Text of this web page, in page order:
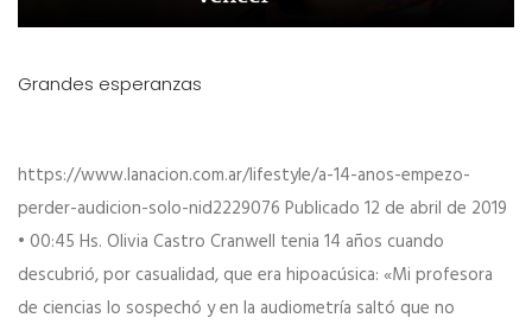
Grandes esperanzas
https://www.lanacion.com.ar/lifestyle/a-14-anos-empezo-
perder-audicion-solo-nid2229076 Publicado 12 de abril de 2019
• 00:45 Hs. Olivia Castro Cranwell tenia 14 años cuando
descubrió, por casualidad, que era hipoacúsica: «Mi profesora
de ciencias lo sospechó y en la audiometría saltó que no